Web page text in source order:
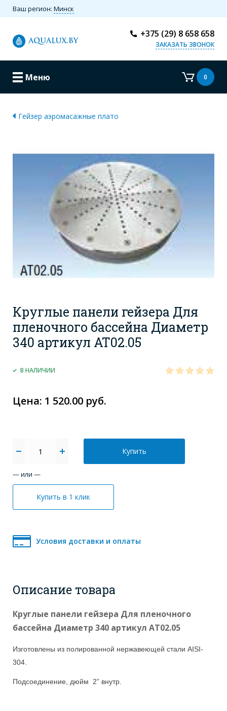
Ваш регион: Минск
+375 (29) 8 658 658
ЗАКАЗАТЬ ЗВОНОК
Меню 0
Гейзер аэромасажные плато
Круглые панели гейзера Для
пленочного бассейна Диаметр
340 артикул АТ02.05
В НАЛИЧИИ
Цена: 1 520.00 руб.
Купить
— или —
Купить в 1 клик
Условия доставки и оплаты
Описание товара
Круглые панели гейзера Для пленочного
бассейна Диаметр 340 артикул АТ02.05
Изготовлены из полированной нержавеющей стали AISI-
304.
Подсоединение, дюйм 2” внутр.